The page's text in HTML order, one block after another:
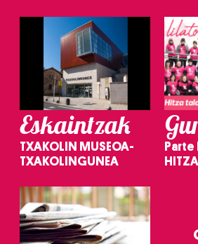
Eskaintzak
TXAKOLIN MUSEOA-
TXAKOLINGUNEA
Parte